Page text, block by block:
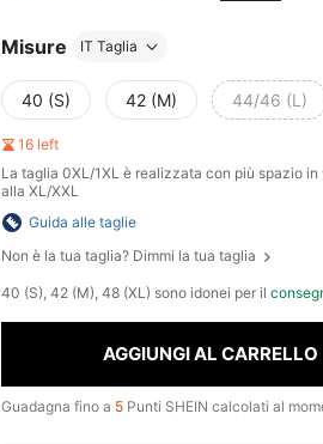
Misure IT Taglia
40 (S) 42 (M) 44/46 (L)
16 left
La taglia 0XL/1XL è realizzata con più spazio
alla XL/XXL
Guida alle taglie
Non è la tua taglia? Dimmi la tua taglia
40 (S), 42 (M), 48 (XL) sono idonei per il
AGGIUNGI AL CARRELLO
Guadagna fino a 5 Punti SHEIN calcolati al